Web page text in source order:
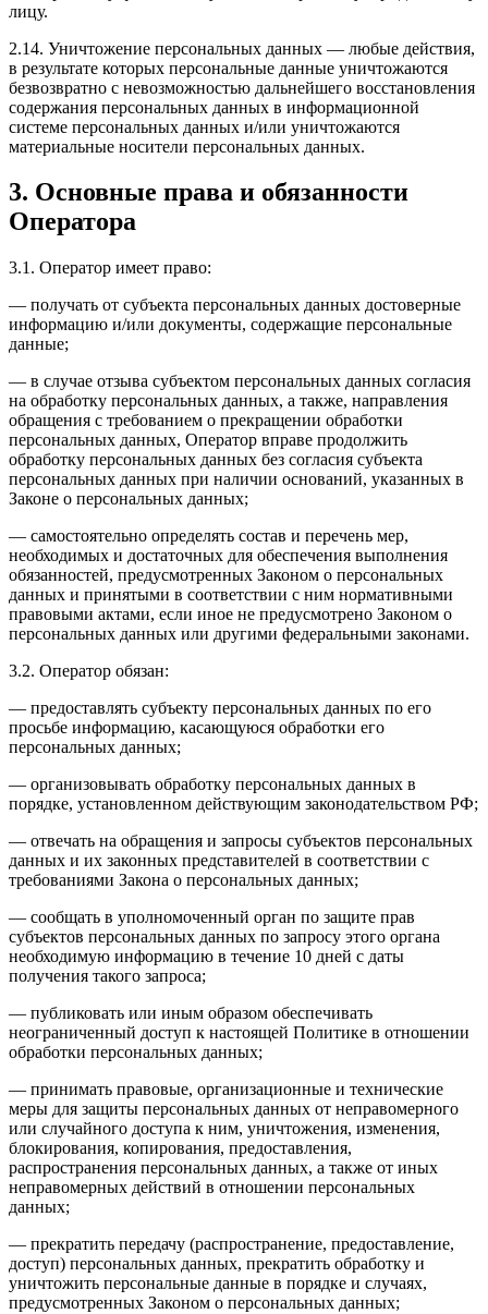
лицу.
2.14. Уничтожение персональных данных — любые действия,
в результате которых персональные данные уничтожаются
безвозвратно с невозможностью дальнейшего восстановления
содержания персональных данных в информационной
системе персональных данных и/или уничтожаются
материальные носители персональных данных.
3. Основные права и обязанности
Оператора
3.1. Оператор имеет право:
— получать от субъекта персональных данных достоверные
информацию и/или документы, содержащие персональные
данные;
— в случае отзыва субъектом персональных данных согласия
на обработку персональных данных, а также, направления
обращения с требованием о прекращении обработки
персональных данных, Оператор вправе продолжить
обработку персональных данных без согласия субъекта
персональных данных при наличии оснований, указанных в
Законе о персональных данных;
— самостоятельно определять состав и перечень мер,
необходимых и достаточных для обеспечения выполнения
обязанностей, предусмотренных Законом о персональных
данных и принятыми в соответствии с ним нормативными
правовыми актами, если иное не предусмотрено Законом о
персональных данных или другими федеральными законами.
3.2. Оператор обязан:
— предоставлять субъекту персональных данных по его
просьбе информацию, касающуюся обработки его
персональных данных;
— организовывать обработку персональных данных в
порядке, установленном действующим законодательством РФ;
— отвечать на обращения и запросы субъектов персональных
данных и их законных представителей в соответствии с
требованиями Закона о персональных данных;
— сообщать в уполномоченный орган по защите прав
субъектов персональных данных по запросу этого органа
необходимую информацию в течение 10 дней с даты
получения такого запроса;
— публиковать или иным образом обеспечивать
неограниченный доступ к настоящей Политике в отношении
обработки персональных данных;
— принимать правовые, организационные и технические
меры для защиты персональных данных от неправомерного
или случайного доступа к ним, уничтожения, изменения,
блокирования, копирования, предоставления,
распространения персональных данных, а также от иных
неправомерных действий в отношении персональных
данных;
— прекратить передачу (распространение, предоставление,
доступ) персональных данных, прекратить обработку и
уничтожить персональные данные в порядке и случаях,
предусмотренных Законом о персональных данных;